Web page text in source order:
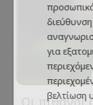
για
βελτίωση